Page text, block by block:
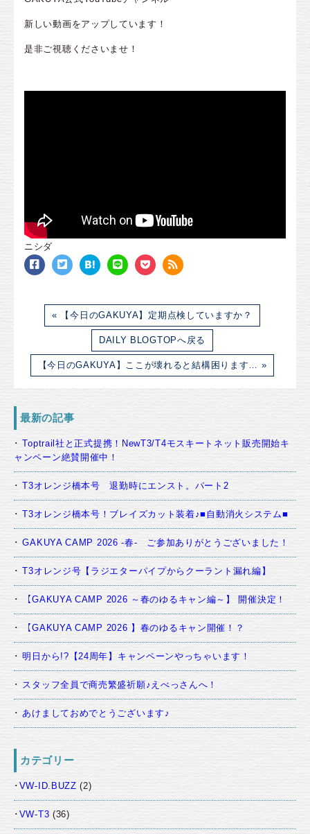
新しい動画をアップしています！
是非ご視聴くださいませ！
ニシダ
« 【今日のGAKUYA】定期点検していますか？
DAILY BLOGTOPへ戻る
【今日のGAKUYA】ここが壊れると結構困ります… »
最新の記事
Toptrail社と正式提携！NewT3/T4モスキートネット販売開始キ
ャンペーン絶賛開催中！
T3オレンジ橋本号 退勤時にエンスト。パート2
T3オレンジ橋本号！ブレイズカット装着♪■自動消火システム■
GAKUYA CAMP 2026 -春- ご参加ありがとうございました！
T3オレンジ号【ラジエターパイプからクーラント漏れ編】
【GAKUYA CAMP 2026 ～春のゆるキャン編～】 開催決定！
【GAKUYA CAMP 2026 】春のゆるキャン開催！？
明日から!?【24周年】キャンペーンやっちゃいます！
スタッフ全員で商売繁盛祈願♪えべっさんへ！
あけましておめでとうございます♪
カテゴリー
VW-ID.BUZZ (2)
VW-T3 (36)